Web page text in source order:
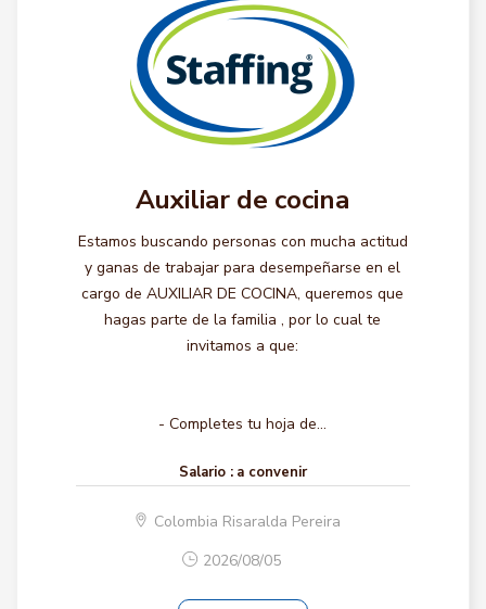
Auxiliar de cocina
Estamos buscando personas con mucha actitud
y ganas de trabajar para desempeñarse en el
cargo de AUXILIAR DE COCINA, queremos que
hagas parte de la familia , por lo cual te
invitamos a que:
- Completes tu hoja de...
Salario : a convenir
Colombia Risaralda Pereira
2026/08/05